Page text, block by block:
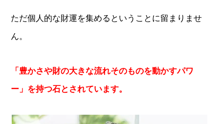
ただ個人的な財運を集めるということに留まりませ
ん。
「豊かさや財の大きな流れそのものを動かすパワ
ー」を持つ石とされています。